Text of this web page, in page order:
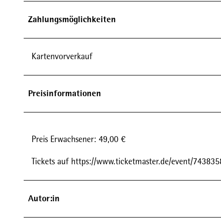
Zahlungsmöglichkeiten
Kartenvorverkauf
Preisinformationen
Preis Erwachsener: 49,00 €
Tickets auf https://www.ticketmaster.de/event/
Autor:in